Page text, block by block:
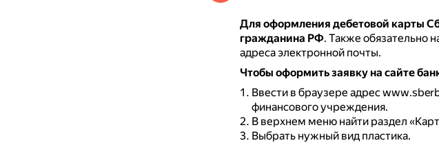
Для оформления дебетовой карты
гражданина РФ. Также обязательно
адреса электронной почты.
Чтобы оформить заявку на сайте
Ввести в браузере адрес
финансового учреждения.
В верхнем меню найти раздел
Выбрать нужный вид пластика.